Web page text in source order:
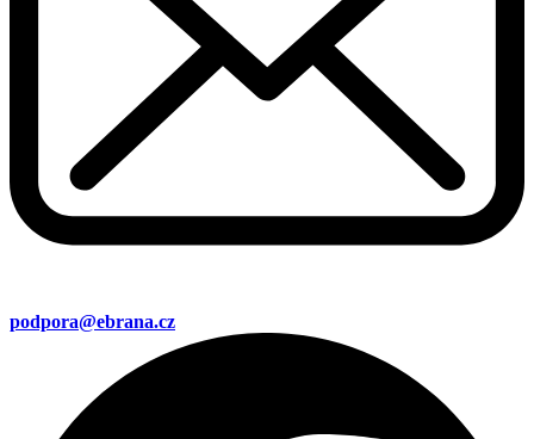
podpora@ebrana.cz